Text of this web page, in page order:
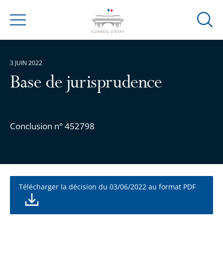
Menu
Ouvrir
Base de jurisprudence
Conclusion n° 452798
3 JUIN 2022
Télécharger la décision du 03/06/2022 au format PDF